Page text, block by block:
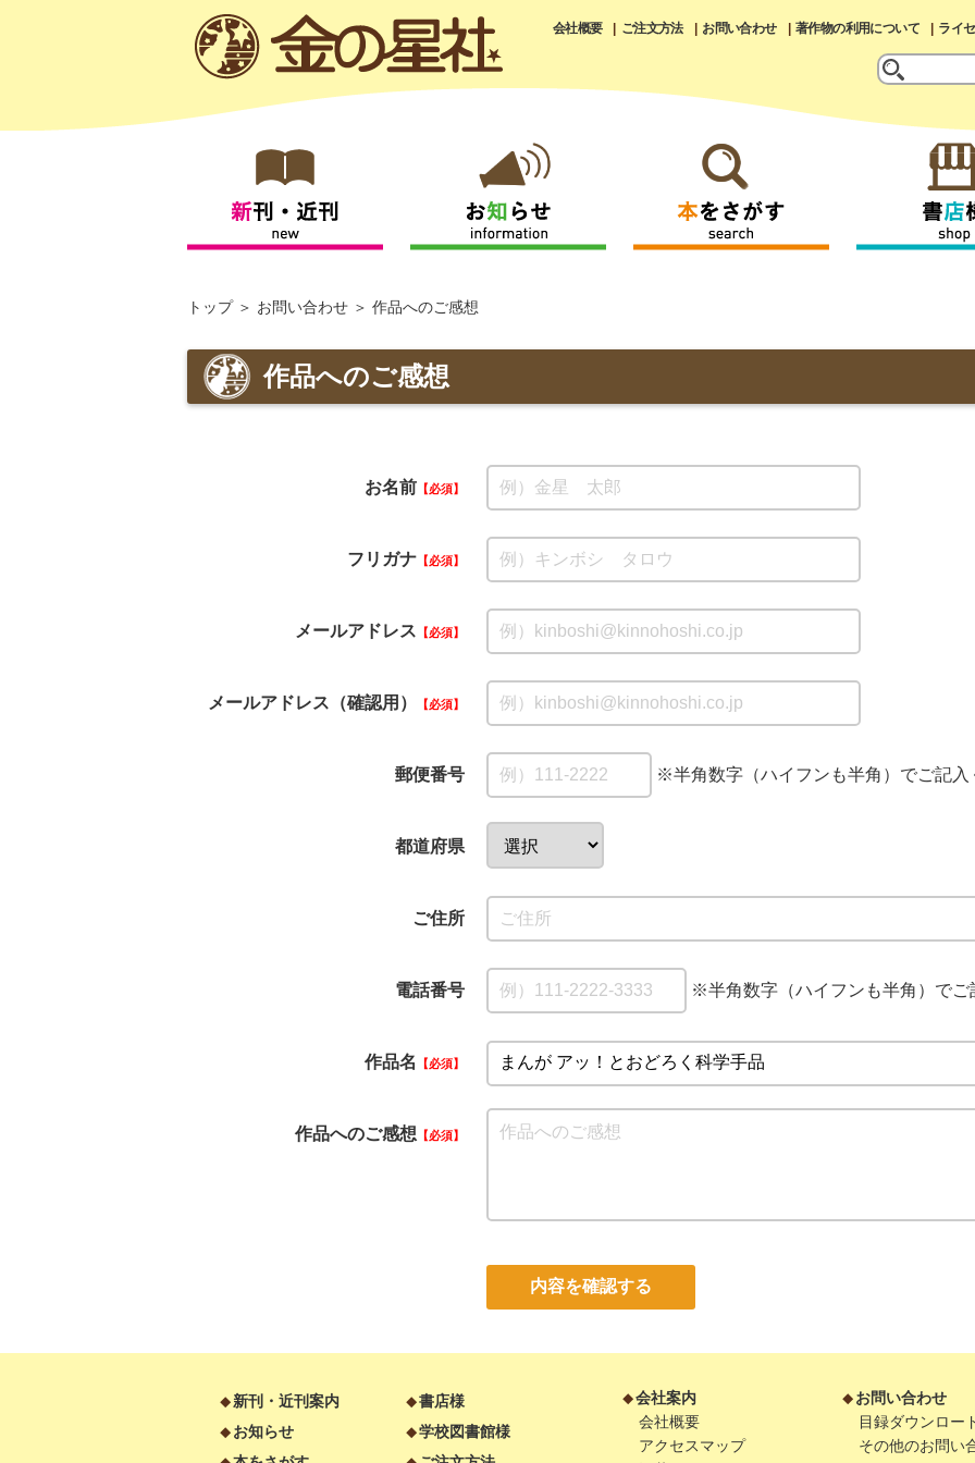
会社概要 ご注文方法 お問い合わせ 著作物の利用について ライ
トップ お問い合わせ 作品へのご感想
作品へのご感想
お名前 必須
フリガナ 必須
メールアドレス 必須
メールアドレス（確認用） 必須
郵便番号 ※半角数字（ハイフンも半角）でご記入
都道府県
ご住所
電話番号 ※半角数字（ハイフンも半角）でご
作品名 必須
作品へのご感想 必須
内容を確認する
新刊・近刊案内
お知らせ
書店様
学校図書館様
会社案内
会社概要
アクセスマップ
お問い合わせ
目録ダウンロー
その他のお問い